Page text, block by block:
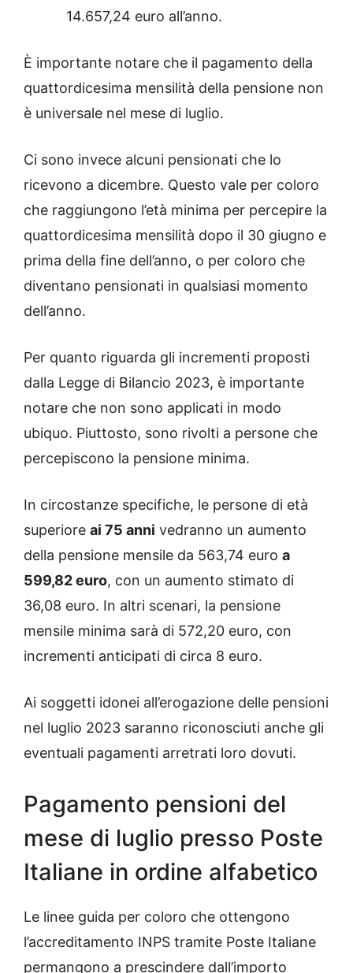
14.657,24 euro all’anno.
È importante notare che il pagamento della
quattordicesima mensilità della pensione non
è universale nel mese di luglio.
Ci sono invece alcuni pensionati che lo
ricevono a dicembre. Questo vale per coloro
che raggiungono l’età minima per percepire la
quattordicesima mensilità dopo il 30 giugno e
prima della fine dell’anno, o per coloro che
diventano pensionati in qualsiasi momento
dell’anno.
Per quanto riguarda gli incrementi proposti
dalla Legge di Bilancio 2023, è importante
notare che non sono applicati in modo
ubiquo. Piuttosto, sono rivolti a persone che
percepiscono la pensione minima.
In circostanze specifiche, le persone di età
superiore ai 75 anni vedranno un aumento
della pensione mensile da 563,74 euro a
599,82 euro, con un aumento stimato di
36,08 euro. In altri scenari, la pensione
mensile minima sarà di 572,20 euro, con
incrementi anticipati di circa 8 euro.
Ai soggetti idonei all’erogazione delle pensioni
nel luglio 2023 saranno riconosciuti anche gli
eventuali pagamenti arretrati loro dovuti.
Pagamento pensioni del
mese di luglio presso Poste
Italiane in ordine alfabetico
Le linee guida per coloro che ottengono
l’accreditamento INPS tramite Poste Italiane
permangono a prescindere dall’importo